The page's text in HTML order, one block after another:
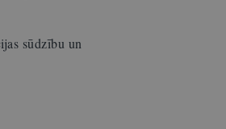
sūdzību un